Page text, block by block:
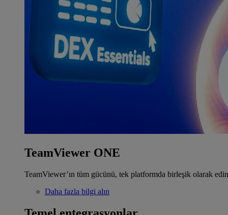
TeamViewer ONE
TeamViewer’ın tüm gücünü, tek platformda birleşik olarak
Daha fazla bilgi alın